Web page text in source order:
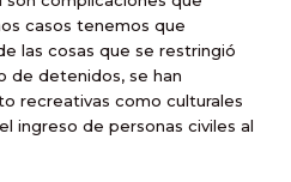
casos tenemos que
las cosas que se restringió
de detenidos, se han
recreativas como culturales
ingreso de personas civiles al